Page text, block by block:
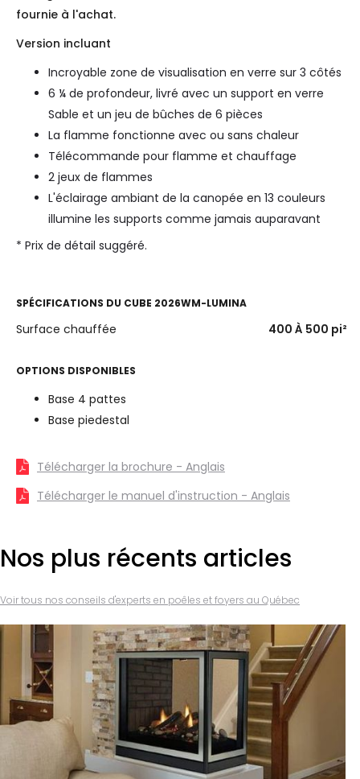
fournie à l'achat.
Version incluant
Incroyable zone de visualisation en verre sur 3 côtés
6 ¼ de profondeur, livré avec un support en verre
Sable et un jeu de bûches de 6 pièces
La flamme fonctionne avec ou sans chaleur
Télécommande pour flamme et chauffage
2 jeux de flammes
L'éclairage ambiant de la canopée en 13 couleurs
illumine les supports comme jamais auparavant
* Prix de détail suggéré.
SPÉCIFICATIONS DU CUBE 2026WM-LUMINA
Surface chauffée 400 À 500 pi²
OPTIONS DISPONIBLES
Base 4 pattes
Base piedestal
Télécharger la brochure - Anglais
Télécharger le manuel d'instruction - Anglais
Nos plus récents articles
Voir tous nos conseils d'experts en poêles et foyers au Québec